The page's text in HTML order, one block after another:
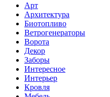
Арт
Архитектура
Биотопливо
Ветрогенераторы
Ворота
Декор
Заборы
Интересное
Интерьер
Кровля